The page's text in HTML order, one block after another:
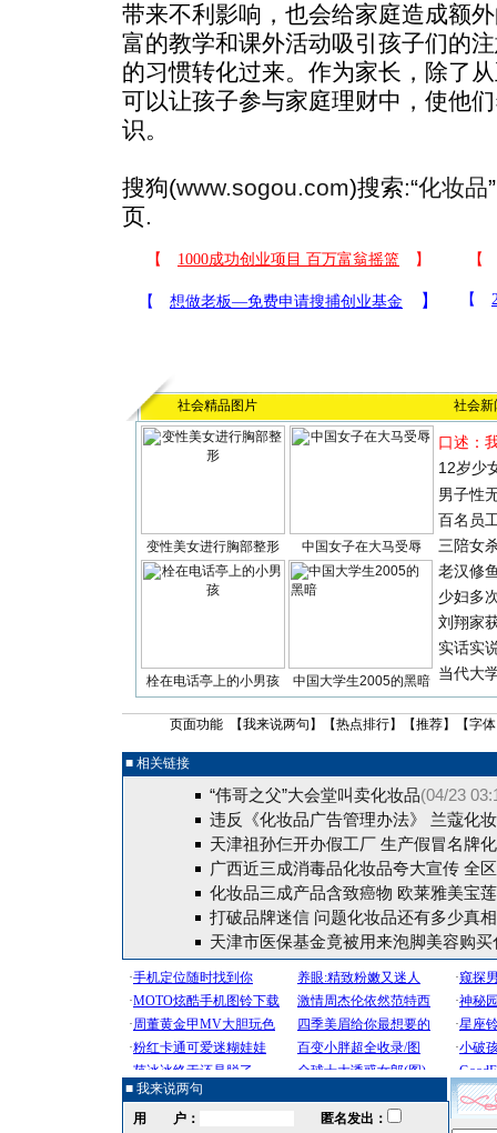
带来不利影响，也会给家庭造成额
富的教学和课外活动吸引孩子们的
的习惯转化过来。作为家长，除了
可以让孩子参与家庭理财中，使他
识。
搜狗(www.sogou.com)搜索:“化妆品
页.
社会精品图片 社会新
变性美女进行胸部整形 中国女子在大马受辱
栓在电话亭上的小男孩 中国大学生2005的黑暗
口述：
12岁少
男子性
百名员
三陪女
老汉修
少妇多
刘翔家
实话实
当代大
页面功能 【我来说两句 】【热点排行】【推荐】【字
■ 相关链接
“伟哥之父”大会堂叫卖化妆品(04/23
违反《化妆品广告管理办法》 兰蔻化
天津祖孙仨开办假工厂 生产假冒名牌
广西近三成消毒品化妆品夸大宣传 全
化妆品三成产品含致癌物 欧莱雅美宝
打破品牌迷信 问题化妆品还有多少真
天津市医保基金竟被用来泡脚美容购买
■ 我来说两句
用 户：
匿名发出：